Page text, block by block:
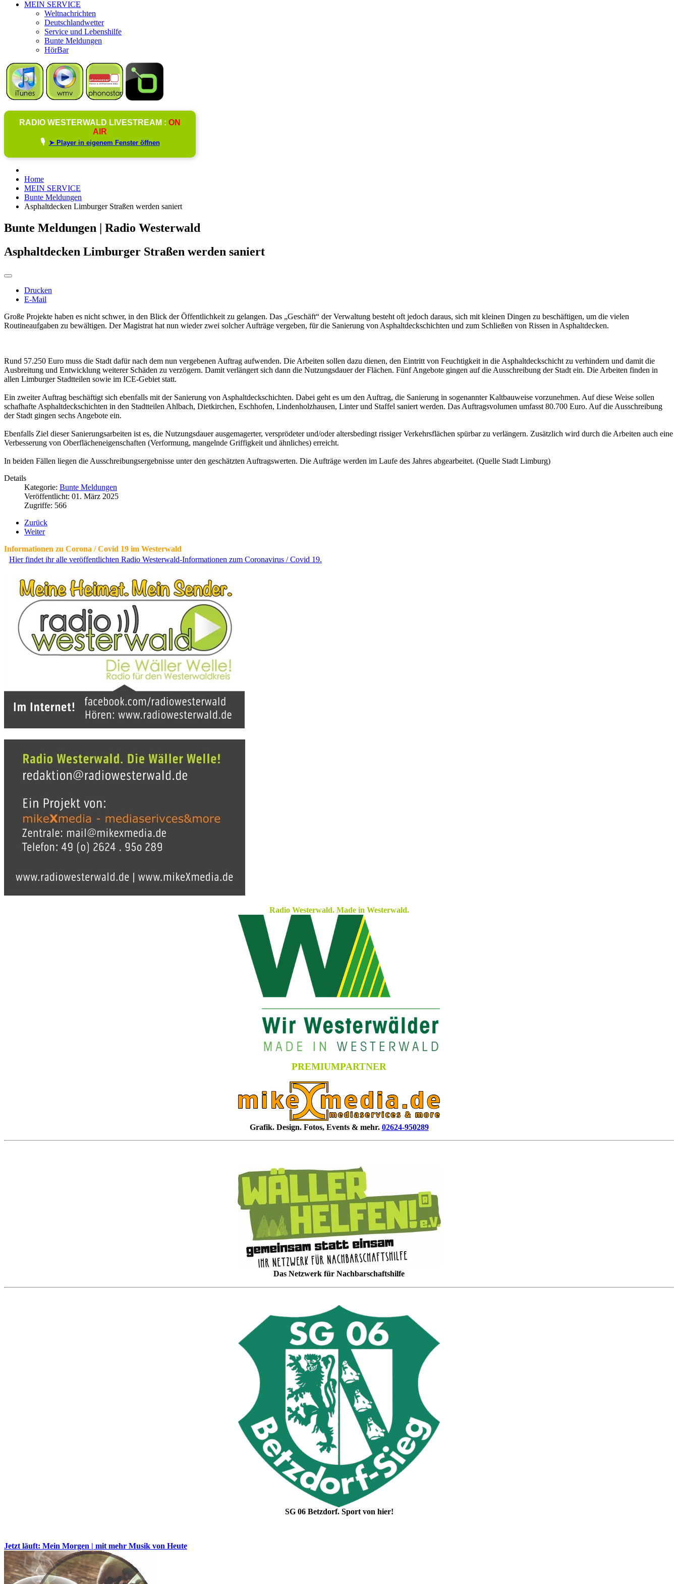
MEIN SERVICE
Weltnachrichten
Deutschlandwetter
Service und Lebenshilfe
Bunte Meldungen
HörBar
RADIO WESTERWALD LIVESTREAM : ON
AIR
🎙️ ➤ Player in eigenem Fenster öffnen
Home
MEIN SERVICE
Bunte Meldungen
Asphaltdecken Limburger Straßen werden saniert
Bunte Meldungen | Radio Westerwald
Asphaltdecken Limburger Straßen werden saniert
Drucken
E-Mail
Große Projekte haben es nicht schwer, in den Blick der Öffentlichkeit zu gelangen. Das „Geschäft“ der Verwaltung besteht oft jedoch daraus, sich mit kleinen Dingen zu beschäftigen, um die vielen
Routineaufgaben zu bewältigen. Der Magistrat hat nun wieder zwei solcher Aufträge vergeben, für die Sanierung von Asphaltdeckschichten und zum Schließen von Rissen in Asphaltdecken.
Rund 57.250 Euro muss die Stadt dafür nach dem nun vergebenen Auftrag aufwenden. Die Arbeiten sollen dazu dienen, den Eintritt von Feuchtigkeit in die Asphaltdeckschicht zu verhindern und damit die
Ausbreitung und Entwicklung weiterer Schäden zu verzögern. Damit verlängert sich dann die Nutzungsdauer der Flächen. Fünf Angebote gingen auf die Ausschreibung der Stadt ein. Die Arbeiten finden in
allen Limburger Stadtteilen sowie im ICE-Gebiet statt.
Ein zweiter Auftrag beschäftigt sich ebenfalls mit der Sanierung von Asphaltdeckschichten. Dabei geht es um den Auftrag, die Sanierung in sogenannter Kaltbauweise vorzunehmen. Auf diese Weise sollen
schafhafte Asphaltdeckschichten in den Stadtteilen Ahlbach, Dietkirchen, Eschhofen, Lindenholzhausen, Linter und Staffel saniert werden. Das Auftragsvolumen umfasst 80.700 Euro. Auf die Ausschreibung
der Stadt gingen sechs Angebote ein.
Ebenfalls Ziel dieser Sanierungsarbeiten ist es, die Nutzungsdauer ausgemagerter, versprödeter und/oder altersbedingt rissiger Verkehrsflächen spürbar zu verlängern. Zusätzlich wird durch die Arbeiten auch eine
Verbesserung von Oberflächeneigenschaften (Verformung, mangelnde Griffigkeit und ähnliches) erreicht.
In beiden Fällen liegen die Ausschreibungsergebnisse unter den geschätzten Auftragswerten. Die Aufträge werden im Laufe des Jahres abgearbeitet. (Quelle Stadt Limburg)
Details
Kategorie: Bunte Meldungen
Veröffentlicht: 01. März 2025
Zugriffe: 566
Zurück
Weiter
Informationen zu Corona / Covid 19 im Westerwald
Hier findet ihr alle veröffentlichten Radio Westerwald-Informationen zum Coronavirus / Covid 19.
Radio Westerwald. Made in Westerwald.
PREMIUMPARTNER
Grafik. Design. Fotos, Events & mehr. 02624-950289
Das Netzwerk für Nachbarschaftshilfe
SG 06 Betzdorf. Sport von hier!
Jetzt läuft: Mein Morgen | mit mehr Musik von Heute